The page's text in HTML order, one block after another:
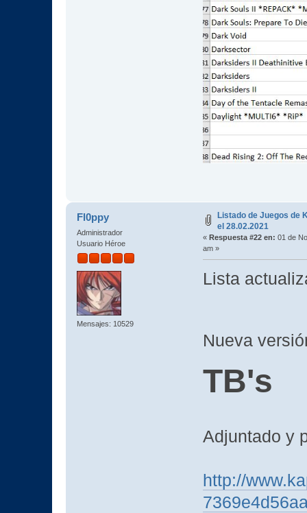
Fl0ppy
Administrador
Usuario Héroe
Mensajes: 10529
Listado de Juegos de
el 28.02.2021
« Respuesta #22 en: 01 de
am »
Lista
Nueva
TB's
Adjuntado y
http://